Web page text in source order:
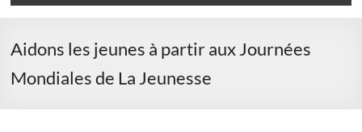
Aidons les jeunes à partir aux Journées
Mondiales de La Jeunesse